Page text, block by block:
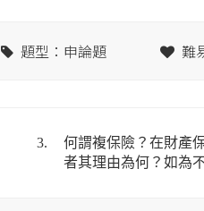
題型：申論題 難
3.
何謂複保險？在財產
者其理由為何？如為